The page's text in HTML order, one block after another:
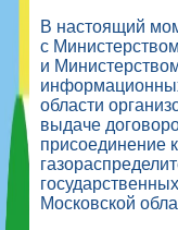
В настоящий
с
и
области
выдаче
присоединение
Московской